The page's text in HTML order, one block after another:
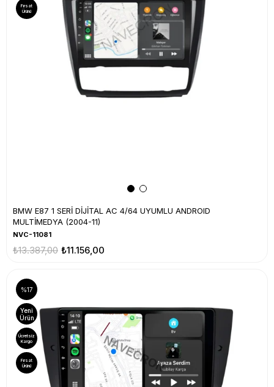
BMW E87 1 SERİ DİJİTAL AC 4/64 UYUMLU ANDROID
MULTİMEDYA (2004-11)
NVC-11081
₺11.156,00
₺13.387,00
Fırsat
Ürünü
%17
Yeni
Ürün
Ücretsiz
Kargo
Fırsat
Ürünü